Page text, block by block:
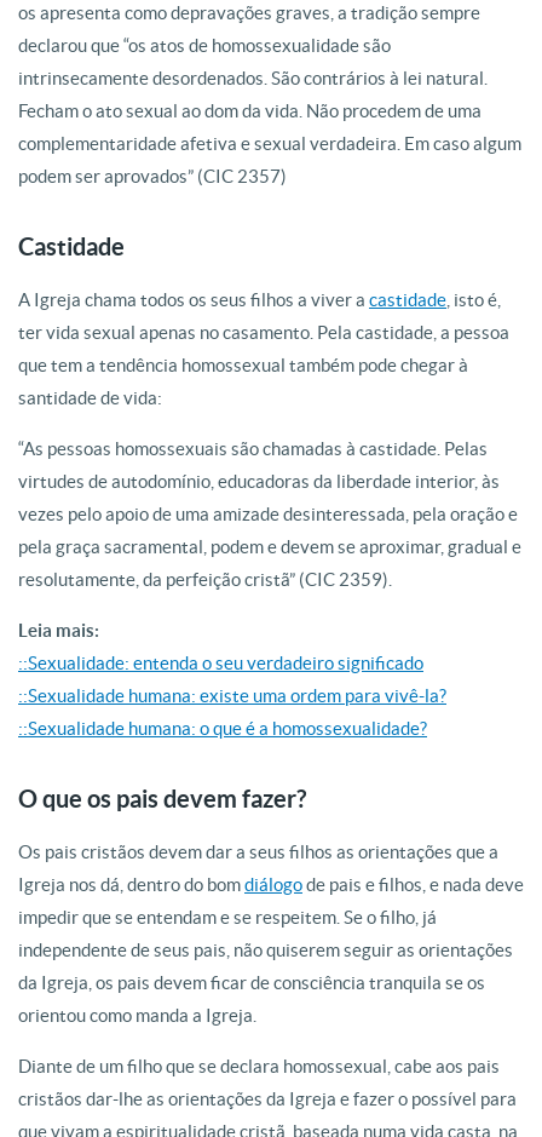
os apresenta como depravações graves, a tradição sempre
declarou que “os atos de homossexualidade são
intrinsecamente desordenados. São contrários à lei natural.
Fecham o ato sexual ao dom da vida. Não procedem de uma
complementaridade afetiva e sexual verdadeira. Em caso algum
podem ser aprovados” (CIC 2357)
Castidade
A Igreja chama todos os seus filhos a viver a castidade , isto é,
ter vida sexual apenas no casamento. Pela castidade, a pessoa
que tem a tendência homossexual também pode chegar à
santidade de vida:
“As pessoas homossexuais são chamadas à castidade. Pelas
virtudes de autodomínio, educadoras da liberdade interior, às
vezes pelo apoio de uma amizade desinteressada, pela oração e
pela graça sacramental, podem e devem se aproximar, gradual e
resolutamente, da perfeição cristã” (CIC 2359).
Leia mais:
::Sexualidade: entenda o seu verdadeiro significado
::Sexualidade humana: existe uma ordem para vivê-la?
::Sexualidade humana: o que é a homossexualidade?
O que os pais devem fazer?
Os pais cristãos devem dar a seus filhos as orientações que a
Igreja nos dá, dentro do bomdiálogode pais e filhos, e nada deve
impedir que se entendam e se respeitem. Se o filho, já
independente de seus pais, não quiserem seguir as orientações
da Igreja, os pais devem ficar de consciência tranquila se os
orientou como manda a Igreja.
Diante de um filho que se declara homossexual, cabe aos pais
cristãos dar-lhe as orientações da Igreja e fazer o possível para
que vivam a espiritualidade cristã, baseada numa vida casta, na